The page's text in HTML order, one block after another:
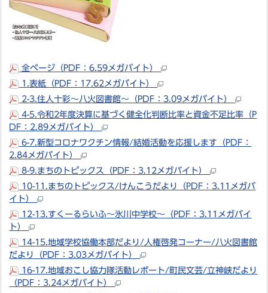
全ページ（PDF：6.59メガバイト）
1.表紙（PDF：17.62メガバイト）
2-3.住人十彩～八火図書館～（PDF：3.09メガバイト）
4-5.令和2年度決算に基づく健全化判断比率と資金不足比率（P
DF：2.89メガバイト）
6-7.新型コロナワクチン情報/結婚活動を応援します（PDF：
2.84メガバイト）
8-9.まちのトピックス（PDF：3.12メガバイト）
10-11.まちのトピックス/けんこうだより（PDF：3.11メガバ
イト）
12-13.すくーるらいふ～氷川中学校～（PDF：3.11メガバイ
ト）
14-15.地域学校協働本部だより/人権啓発コーナー/八火図書館
だより（PDF：3.03メガバイト）
16-17.地域おこし協力隊活動レポート/町民文芸/立神峡だより
（PDF：3.24メガバイト）